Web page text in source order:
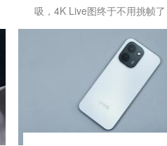
吸，4K Live图终于不用挑帧了